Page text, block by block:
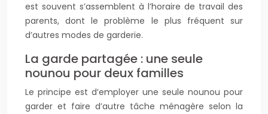
est souvent s’assemblent à l’horaire de travail des
parents, dont le problème le plus fréquent sur
d’autres modes de garderie.
La garde partagée : une seule
nounou pour deux familles
Le principe est d’employer une seule nounou pour
garder et faire d’autre tâche ménagère selon la